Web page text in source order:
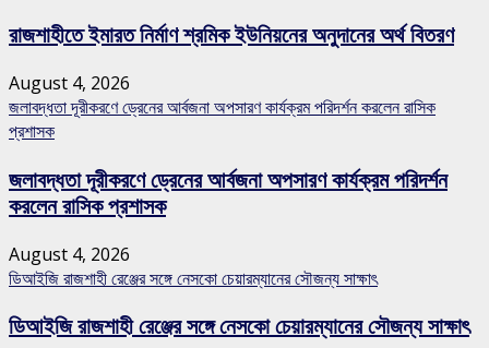
রাজশাহীতে ইমারত নির্মাণ শ্রমিক ইউনিয়নের অনুদানের অর্থ বিতরণ
August 4, 2026
জলাবদ্ধতা দূরীকরণে ড্রেনের আর্বজনা অপসারণ কার্যক্রম পরিদর্শন করলেন রাসিক
প্রশাসক
জলাবদ্ধতা দূরীকরণে ড্রেনের আর্বজনা অপসারণ কার্যক্রম পরিদর্শন
করলেন রাসিক প্রশাসক
August 4, 2026
ডিআইজি রাজশাহী রেঞ্জের সঙ্গে নেসকো চেয়ারম্যানের সৌজন্য সাক্ষাৎ
ডিআইজি রাজশাহী রেঞ্জের সঙ্গে নেসকো চেয়ারম্যানের সৌজন্য সাক্ষাৎ